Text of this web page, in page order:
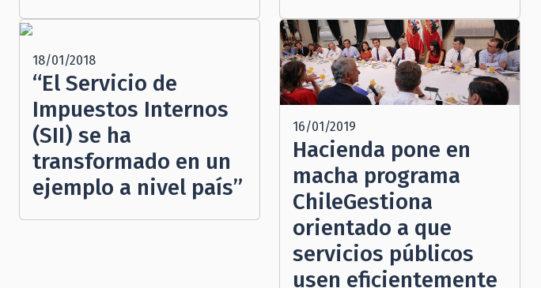
18/01/2018
“El Servicio de
Impuestos Internos
(SII) se ha
transformado en un
ejemplo a nivel país”
16/01/2019
Hacienda pone en
macha programa
ChileGestiona
orientado a que
servicios públicos
usen eficientemente